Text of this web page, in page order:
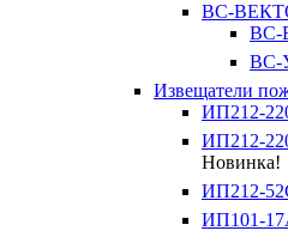
ВС-
ВС-
ВС-
Извещатели
ИП212-
ИП212-
Новинка!
ИП212-
ИП101-